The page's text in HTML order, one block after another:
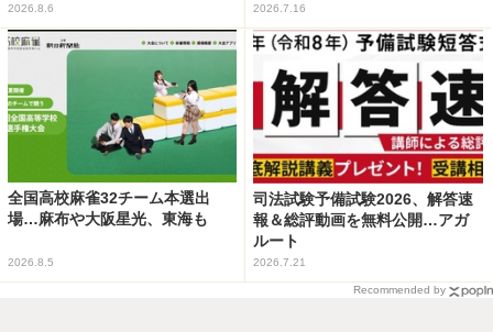
2026.8.6 2026.7.16
全国高校麻雀32チーム本選出
場…麻布や大阪星光、東海も
2026.8.5
司法試験予備試験2026、解答速
報＆総評動画を無料公開…アガ
ルート
2026.7.21
Recommended by